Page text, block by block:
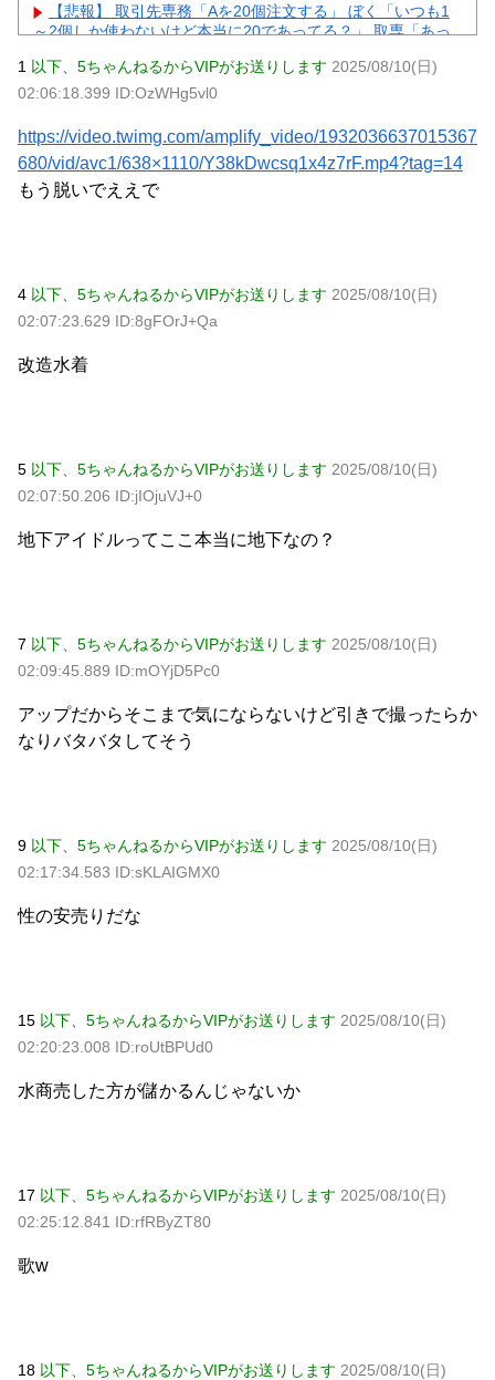
【悲報】 取引先専務「Aを20個注文する」 ぼく「いつも1
～2個しか使わないけど本当に20であってる？」 取専「あっ
【画像】北朝鮮のビアガール、エッッッッッッッッッッッ
ッッッッッッ！ NEW!
握っていたｗｗｗｗｗｗｗｗｗｗｗｗｗｗｗｗｗ NEW!
元いいとも青年隊、中居正広の”素顔”を暴露 NEW!
【物議】”子供1人2000万円”にガル民本音爆発→子なし・子
持ち大激論にｗｗｗ
パチンコ京楽産業に譲渡【ノース・リバー】【窪田康志】
1 以下、5ちゃんねるからVIPがお送りします 2025/08/10(日)
02:06:18.399 ID:OzWHg5vl0
https://video.twimg.com/amplify_video/1932036637015367
680/vid/avc1/638×1110/Y38kDwcsq1x4z7rF.mp4?tag=14
もう脱いでええで
4 以下、5ちゃんねるからVIPがお送りします 2025/08/10(日)
02:07:23.629 ID:8gFOrJ+Qa
改造水着
5 以下、5ちゃんねるからVIPがお送りします 2025/08/10(日)
02:07:50.206 ID:jIOjuVJ+0
地下アイドルってここ本当に地下なの？
7 以下、5ちゃんねるからVIPがお送りします 2025/08/10(日)
02:09:45.889 ID:mOYjD5Pc0
アップだからそこまで気にならないけど引きで撮ったらか
なりバタバタしてそう
9 以下、5ちゃんねるからVIPがお送りします 2025/08/10(日)
02:17:34.583 ID:sKLAIGMX0
性の安売りだな
15 以下、5ちゃんねるからVIPがお送りします 2025/08/10(日)
02:20:23.008 ID:roUtBPUd0
水商売した方が儲かるんじゃないか
17 以下、5ちゃんねるからVIPがお送りします 2025/08/10(日)
02:25:12.841 ID:rfRByZT80
歌w
18 以下、5ちゃんねるからVIPがお送りします 2025/08/10(日)